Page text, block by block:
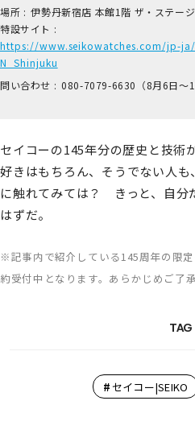
場所 : 伊​勢丹新宿店 本​館1階 ザ​・ステージ
特設サイト :
https://www.seikowatches.com/jp-ja/
N_Shinjuku
問い合わせ : 0​80-7​079-6​630（8月6日～
セイコーの145年分の歴史と技術
好きはもちろん、そうでない人
に触れてみては？ きっと、自分
はずだ。
※記事内で紹介している145周年の限
約受付中となります。あらかじめご了承
TAG
# セイコー|SEIKO